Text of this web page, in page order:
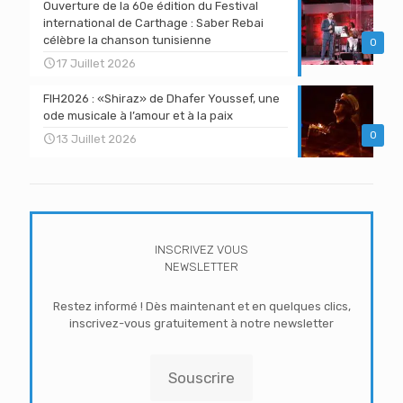
0
Ouverture de la 60e édition du Festival
international de Carthage : Saber Rebai
célèbre la chanson tunisienne
17 Juillet 2026
0
FIH2026 : «Shiraz» de Dhafer Youssef, une
ode musicale à l’amour et à la paix
13 Juillet 2026
INSCRIVEZ VOUS
NEWSLETTER
Restez informé ! Dès maintenant et en quelques clics,
inscrivez-vous gratuitement à notre newsletter
Souscrire